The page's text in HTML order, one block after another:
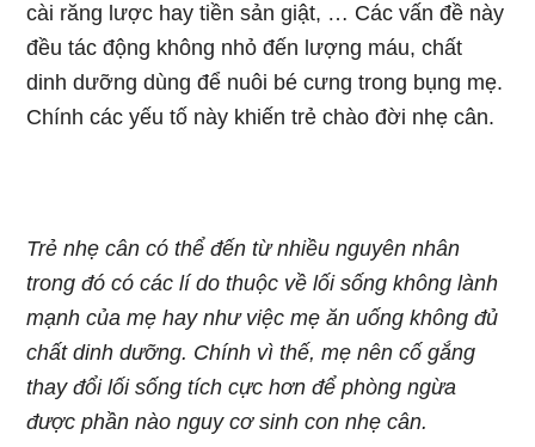
cài răng lược hay tiền sản giật, … Các vấn đề này
đều tác động không nhỏ đến lượng máu, chất
dinh dưỡng dùng để nuôi bé cưng trong bụng mẹ.
Chính các yếu tố này khiến trẻ chào đời nhẹ cân.
Trẻ nhẹ cân có thể đến từ nhiều nguyên nhân
trong đó có các lí do thuộc về lối sống không lành
mạnh của mẹ hay như việc mẹ ăn uống không đủ
chất dinh dưỡng. Chính vì thế, mẹ nên cố gắng
thay đổi lối sống tích cực hơn để phòng ngừa
được phần nào nguy cơ sinh con nhẹ cân.